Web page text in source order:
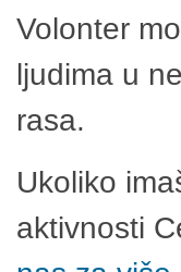
Volonter
ljudima u
rasa.
Ukoliko
aktivnosti